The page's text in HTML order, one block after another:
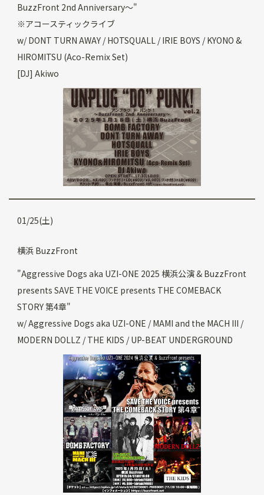
BuzzFront 2nd Anniversary〜"
※アコースティックライブ
w/ DONT TURN AWAY / HOTSQUALL / IRIE BOYS / KYONO &
HIROMITSU (Aco-Remix Set)
[DJ] Akiwo
01/25(土)
横浜 BuzzFront
"Aggressive Dogs aka UZI-ONE 2025 横浜公演 & BuzzFront
presents SAVE THE VOICE presents THE COMEBACK
STORY 第4章"
w/ Aggressive Dogs aka UZI-ONE / MAMI and the MACH III /
MODERN DOLLZ / THE KIDS / UP-BEAT UNDERGROUND